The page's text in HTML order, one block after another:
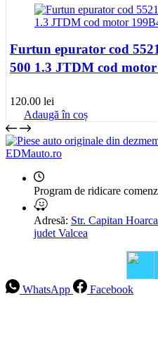
Furtun epurator cod
500 1.3 JTDM cod
120.00 lei
Adaugă în coș
EDMauto.ro
Program de ridicare
Adresă: Str. Capitan
judet Valcea
WhatsApp
Facebook